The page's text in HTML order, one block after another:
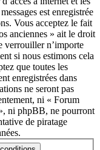
est enregistrée
Vous acceptez le fait
anciennes » ait le droit
verrouiller n’importe
si nous estimons cela
que toutes les
enregistrées dans
ne seront pas
ni « Forum
ni phpBB, ne pourront
de piratage